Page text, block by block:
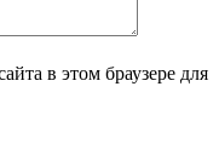
в этом браузере для